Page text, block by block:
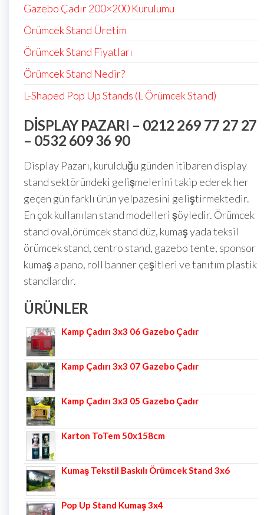
Gazebo Çadır 200×200 Kurulumu
Örümcek Stand Üretim
Örümcek Stand Fiyatları
Örümcek Stand Nedir?
L-Shaped Pop Up Stands (L Örümcek Stand)
DISPLAY PAZARI – 0212 269 77 27 27
– 0532 609 36 90
Display Pazarı, kurulduğu günden itibaren display
stand sektöründeki gelişmelerini takip ederek her
geçen gün farklı ürün yelpazesini geliştirmektedir.
En çok kullanılan stand modelleri şöyledir. Örümcek
stand oval,örümcek stand düz, kumaş yada teksil
örümcek stand, centro stand, gazebo tente, sponsor
kumaş a pano, roll banner çeşitleri ve tanıtım plastik
standlardır.
ÜRÜNLER
Kamp Çadırı 3x3 06 Gazebo Çadır
Kamp Çadırı 3x3 07 Gazebo Çadır
Kamp Çadırı 3x3 05 Gazebo Çadır
Karton ToTem 50x158cm
Kumaş Tekstil Baskılı Örümcek Stand 3x6
Pop Up Stand Kumaş 3x4